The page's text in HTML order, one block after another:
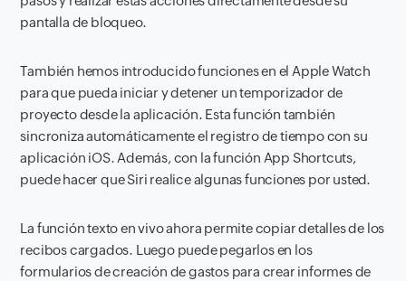
pantalla de bloqueo.
También hemos introducido funciones en el Apple Watch
para que pueda iniciar y detener un temporizador de
proyecto desde la aplicación. Esta función también
sincroniza automáticamente el registro de tiempo con su
aplicación iOS. Además, con la función App Shortcuts,
puede hacer que Siri realice algunas funciones por usted.
La función texto en vivo ahora permite copiar detalles de los
recibos cargados. Luego puede pegarlos en los
formularios de creación de gastos para crear informes de